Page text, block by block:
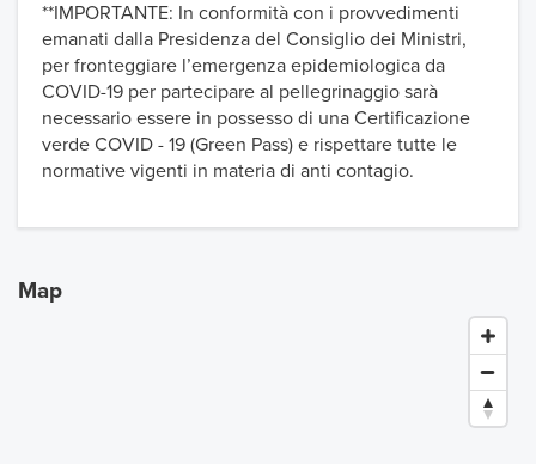
**IMPORTANTE: In conformità con i provvedimenti
emanati dalla Presidenza del Consiglio dei Ministri,
per fronteggiare l’emergenza epidemiologica da
COVID-19 per partecipare al pellegrinaggio sarà
necessario essere in possesso di una Certificazione
verde COVID - 19 (Green Pass) e rispettare tutte le
normative vigenti in materia di anti contagio.
Map